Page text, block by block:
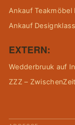
Ankauf Teakmöbel
Ankauf
EXTERN:
Wedderbruuk auf
ZZZ –